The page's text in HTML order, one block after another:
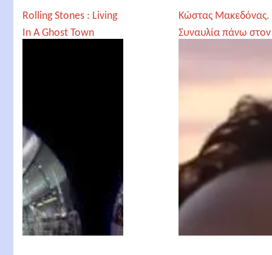
Rolling Stones : Living
In A Ghost Town
Κώστας Μακεδόνας.
Συναυλία πάνω στον